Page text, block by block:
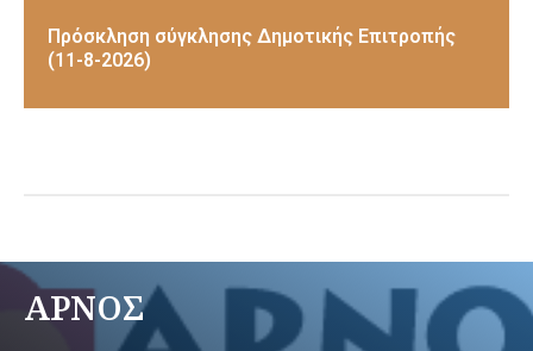
Πρόσκληση σύγκλησης Δημοτικής Επιτροπής
(11-8-2026)
ΑΡΝΟΣ